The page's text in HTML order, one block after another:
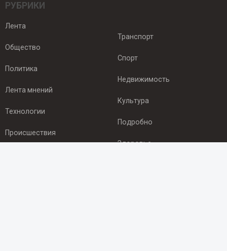
РУБРИКИ
Лента
Общество
Политика
Лента мнений
Технологии
Происшествия
Транспорт
Спорт
Недвижимость
Культура
Подробно
Здоровье